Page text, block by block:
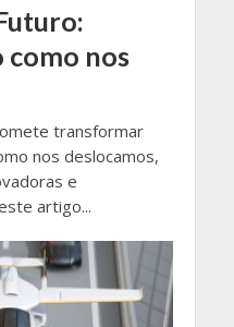
nos
transformar
nos deslocamos,
e
artigo...